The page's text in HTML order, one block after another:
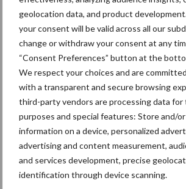
geolocation data, and product
your consent will be valid across all our
change or withdraw your consent at any
“Consent Preferences” button at the
We respect your choices and are
with a transparent and secure browsing
third-party vendors are processing data
purposes and special features: Store and/
information on a device, personalized
advertising and content measurement,
and services development, precise
identification through device scanning.
de eerste positieve reacties te danken zijn
hebben het idee opgezet vanuit een nieuwe
alle collega’s dezelfde visie hadden. Iedereen
achtergrond in hospitality en daardoor
behoefte uit de markt waar echt maatwerk
ben ik trots op!”
Aanbevolen voor jou!
artikelen
Van onze partner The